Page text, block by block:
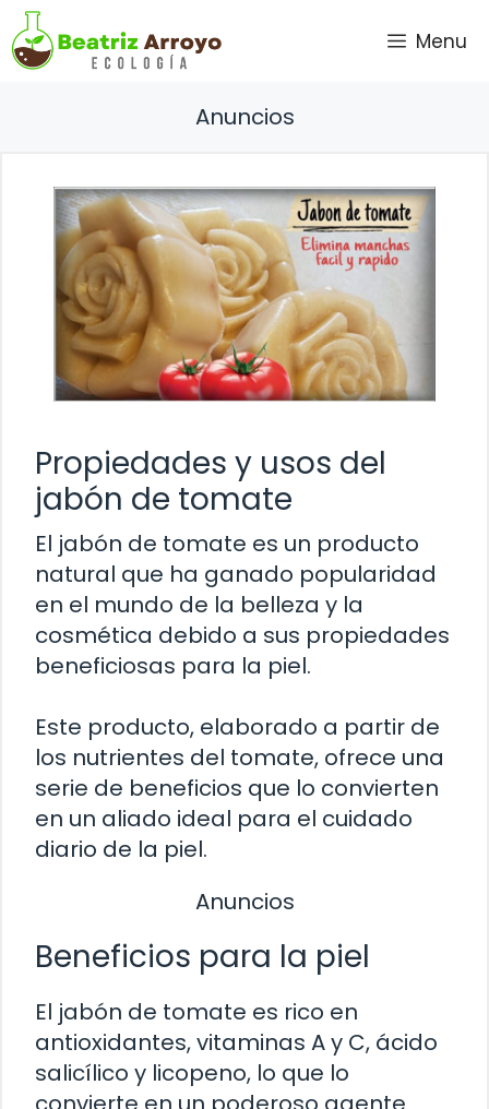
Saltar
al
contenido
Menu
Anuncios
Propiedades y usos del
jabón de tomate
El jabón de tomate es un producto
natural que ha ganado popularidad
en el mundo de la belleza y la
cosmética debido a sus propiedades
beneficiosas para la piel.
Este producto, elaborado a partir de
los nutrientes del tomate, ofrece una
serie de beneficios que lo convierten
en un aliado ideal para el cuidado
diario de la piel.
Anuncios
Beneficios para la piel
El jabón de tomate es rico en
antioxidantes, vitaminas A y C, ácido
salicílico y licopeno, lo que lo